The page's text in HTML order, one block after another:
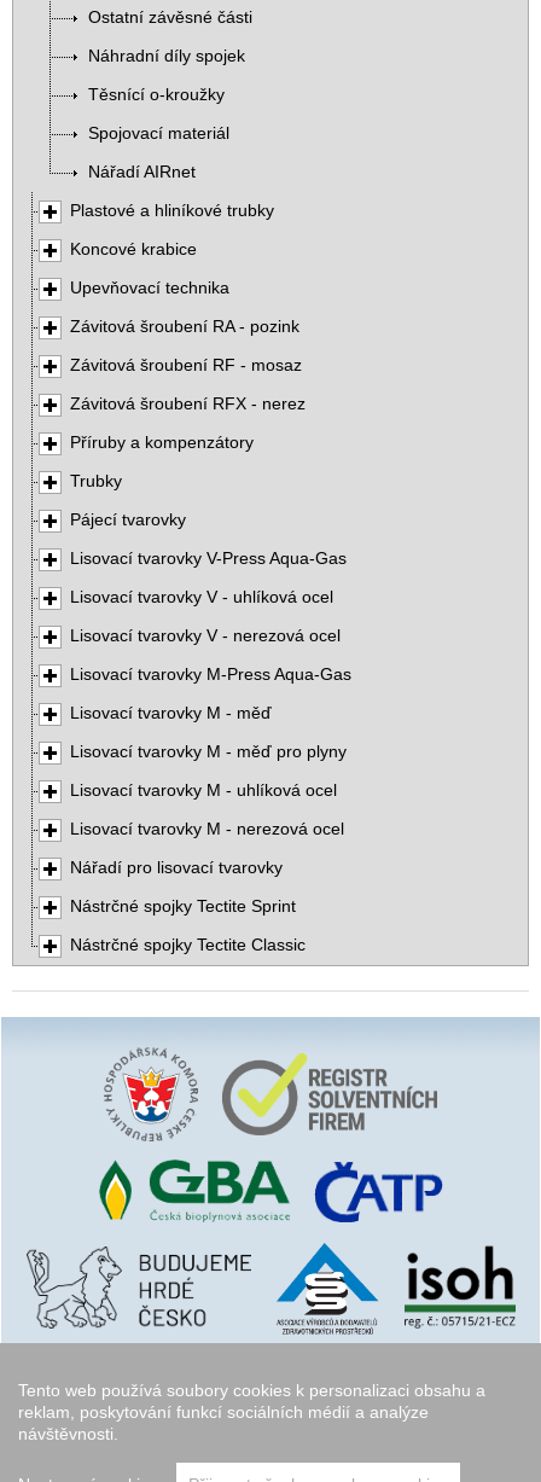
Tento web používá soubory cookies k personalizaci obsahu a
reklam, poskytování funkcí sociálních médií a analýze
návštěvnosti.
Ostatní závěsné části
Náhradní díly spojek
Těsnící o-kroužky
Spojovací materiál
Nářadí AIRnet
Plastové a hliníkové trubky
Koncové krabice
Upevňovací technika
Závitová šroubení RA - pozink
Závitová šroubení RF - mosaz
Závitová šroubení RFX - nerez
Příruby a kompenzátory
Trubky
Pájecí tvarovky
Lisovací tvarovky V-Press Aqua-Gas
Lisovací tvarovky V - uhlíková ocel
Lisovací tvarovky V - nerezová ocel
Lisovací tvarovky M-Press Aqua-Gas
Lisovací tvarovky M - měď
Lisovací tvarovky M - měď pro plyny
Lisovací tvarovky M - uhlíková ocel
Lisovací tvarovky M - nerezová ocel
Nářadí pro lisovací tvarovky
Nástrčné spojky Tectite Sprint
Nástrčné spojky Tectite Classic